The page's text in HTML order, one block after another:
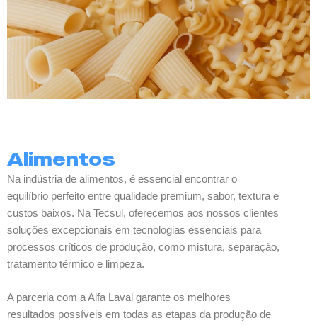
Alimentos
Na indústria de alimentos, é essencial encontrar o
equilíbrio perfeito entre qualidade premium, sabor, textura e
custos baixos. Na Tecsul, oferecemos aos nossos clientes
soluções excepcionais em tecnologias essenciais para
processos críticos de produção, como mistura, separação,
tratamento térmico e limpeza.
A parceria com a Alfa Laval garante os melhores
resultados possíveis em todas as etapas da produção de